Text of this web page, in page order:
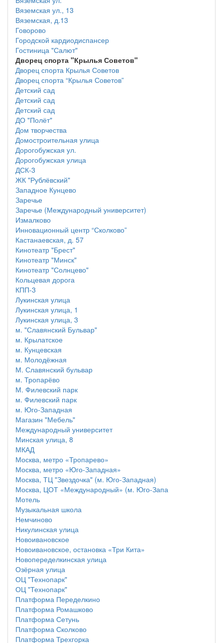
Вяземская ул., 13
Вяземская, д.13
Говорово
Городской кардиодиспансер
Гостиница "Салют"
Дворец спорта "Крылья Советов"
Дворец спорта Крылья Советов
Дворец спорта “Крылья Советов”
Детский сад
Детский сад
Детский сад
ДО "Полёт"
Дом творчества
Домостроительная улица
Дорогобужская ул.
Дорогобужская улица
ДСК-3
ЖК "Рублёвский"
Западное Кунцево
Заречье
Заречье (Международный университет)
Измалково
Инновационный центр “Сколково”
Кастанаевская, д. 57
Кинотеатр "Брест"
Кинотеатр "Минск"
Кинотеатр "Солнцево"
Кольцевая дорога
КПП-3
Лукинская улица
Лукинская улица, 1
Лукинская улица, 3
м. "Славянский Бульвар"
м. Крылатское
м. Кунцевская
м. Молодёжная
М. Славянский бульвар
м. Тропарёво
М. Филевский парк
м. Филевский парк
м. Юго-Западная
Магазин "Мебель"
Международный университет
Минская улица, 8
МКАД
Москва, метро «Тропарево»
Москва, метро «Юго-Западная»
Москва, ТЦ "Звездочка" (м. Юго-Западная)
Москва, ЦОТ «Международный» (м. Юго-Запа
Мотель
Музыкальная школа
Немчиново
Никулинская улица
Новоивановское
Новоивановское, остановка «Три Кита»
Новопеределкинская улица
Озёрная улица
ОЦ "Технопарк"
ОЦ "Технопарк"
Платформа Переделкино
Платформа Ромашково
Платформа Сетунь
Платформа Сколково
Платформа Трехгорка